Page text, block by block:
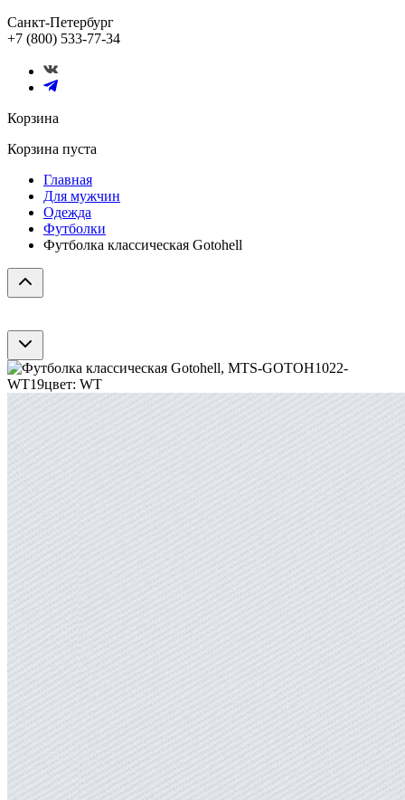
Санкт-Петербург
+7 (800) 533-77-34
Корзина
Корзина пуста
Главная
Для мужчин
Одежда
Футболки
Футболка классическая Gotohell